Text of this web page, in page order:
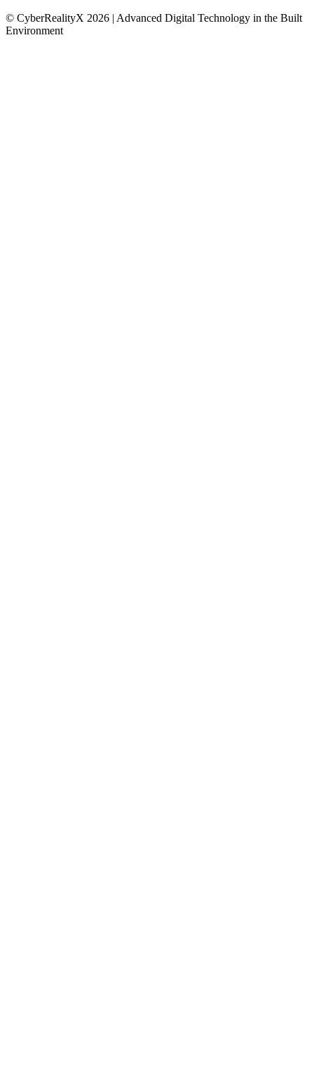
© CyberRealityX 2026 | Advanced Digital Technology in the Built
Environment